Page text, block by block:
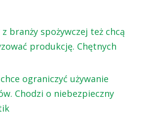
z branży spożywczej też chcą
produkcję. Chętnych
ograniczyć używanie
Chodzi o niebezpieczny